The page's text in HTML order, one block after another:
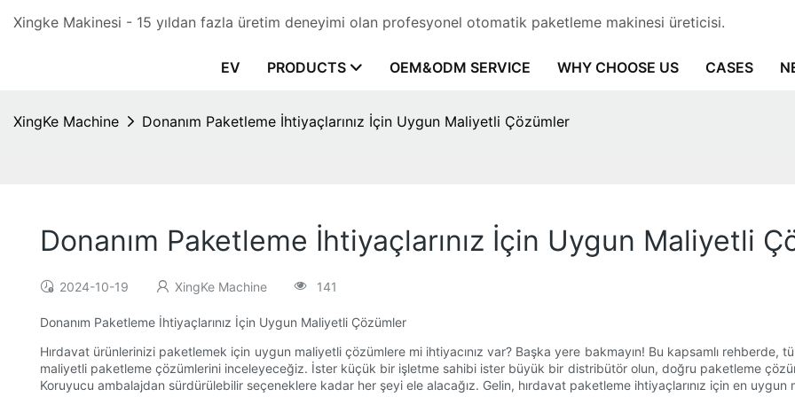
Xingke Makinesi - 15 yıldan fazla üretim deneyimi olan profesyonel otomatik paketleme makinesi üreticisi.
EV PRODUCTS OEM&ODM SERVICE WHY CHOOSE US CASES
XingKe Machine Donanım Paketleme İhtiyaçlarınız İçin Uygun Maliyetli Çözümler
Donanım Paketleme İhtiyaçlarınız İçin Uygun Maliyetli
2024-10-19 XingKe Machine 141
Donanım Paketleme İhtiyaçlarınız İçin Uygun Maliyetli Çözümler
Hırdavat ürünlerinizi paketlemek için uygun maliyetli çözümlere mi ihtiyacınız var? Başka yere bakmayın! Bu kapsamlı rehberde,
maliyetli paketleme çözümlerini inceleyeceğiz. İster küçük bir işletme sahibi ister büyük bir distribütör olun, doğru paketleme
Koruyucu ambalajdan sürdürülebilir seçeneklere kadar her şeyi ele alacağız. Gelin, hırdavat paketleme ihtiyaçlarınız için en